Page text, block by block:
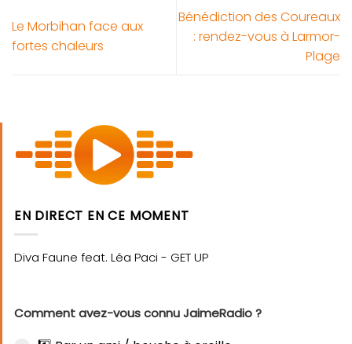
Le Morbihan face aux
fortes chaleurs
Bénédiction des Coureaux
: rendez-vous à Larmor-
Plage
EN DIRECT EN CE MOMENT
Comment avez-vous connu JaimeRadio ?